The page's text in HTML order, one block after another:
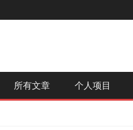
所有文章 个人项目